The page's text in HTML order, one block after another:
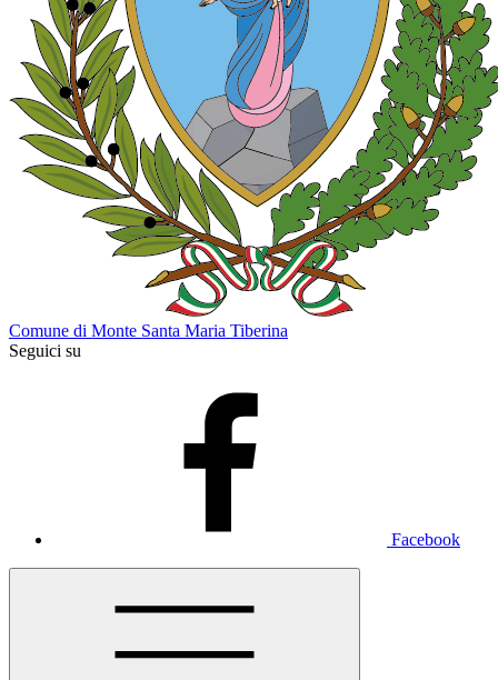
Comune di Monte Santa Maria Tiberina
Seguici su
Facebook